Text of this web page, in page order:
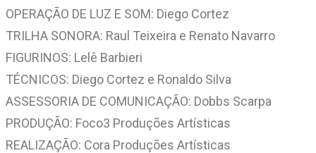
OPERAÇÃO DE LUZ E SOM: Diego Cortez
TRILHA SONORA: Raul Teixeira e Renato Navarro
FIGURINOS: Lelê Barbieri
TÉCNICOS: Diego Cortez e Ronaldo Silva
ASSESSORIA DE COMUNICAÇÃO: Dobbs Scarpa
PRODUÇÃO: Foco3 Produções Artísticas
REALIZAÇÃO: Cora Produções Artísticas